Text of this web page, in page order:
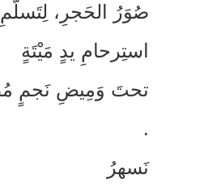
الحَجرِ، لِتَسلُّمِ
يدٍ مَيْتَةٍ
وَمِيضِ نَجمٍ مُطفَأٍ.